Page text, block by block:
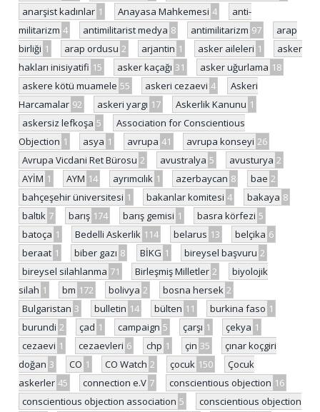
anarşist kadınlar 1 Anayasa Mahkemesi 4
anti-
militarizm 4 antimilitarist medya 8 antimilitarizm 97
arap
birliği 1 arap ordusu 2 arjantin 1 asker aileleri 1
asker
hakları inisiyatifi 15 asker kaçağı 31 asker uğurlama 18
askere kötü muamele 55 askeri cezaevi 4
Askeri
Harcamalar 92 askeri yargı 17 Askerlik Kanunu 1
askersiz lefkoşa 5
Association for Conscientious
Objection 1 asya 1 avrupa 41 avrupa konseyi 26
Avrupa Vicdani Ret Bürosu 2 avustralya 5 avusturya 2
AYİM 1 AYM 14 ayrımcılık 1 azerbaycan 8 bae 2
bahçeşehir üniversitesi 1 bakanlar komitesi 4 bakaya 8
baltık 7 barış 174 barış gemisi 1 basra körfezi 5
batoça 1 Bedelli Askerlik 114 belarus 13 belçika 6
beraat 1 biber gazı 8 BİKG 1 bireysel başvuru 2
bireysel silahlanma 71 Birleşmiş Milletler 2
biyolojik
silah 1 bm 172 bolivya 2 bosna hersek 2
Bulgaristan 3 bulletin 14 bülten 11 burkina faso 1
burundi 2 çad 1 campaign 5 çarşı 1 çekya 1
cezaevi 1 cezaevleri 6 chp 1 çin 35
çınar koçgiri
doğan 3 CO 1 CO Watch 2 çocuk 150
Çocuk
askerler 45 connection e.V 7 conscientious objection 16
conscientious objection association 5
conscientious objection